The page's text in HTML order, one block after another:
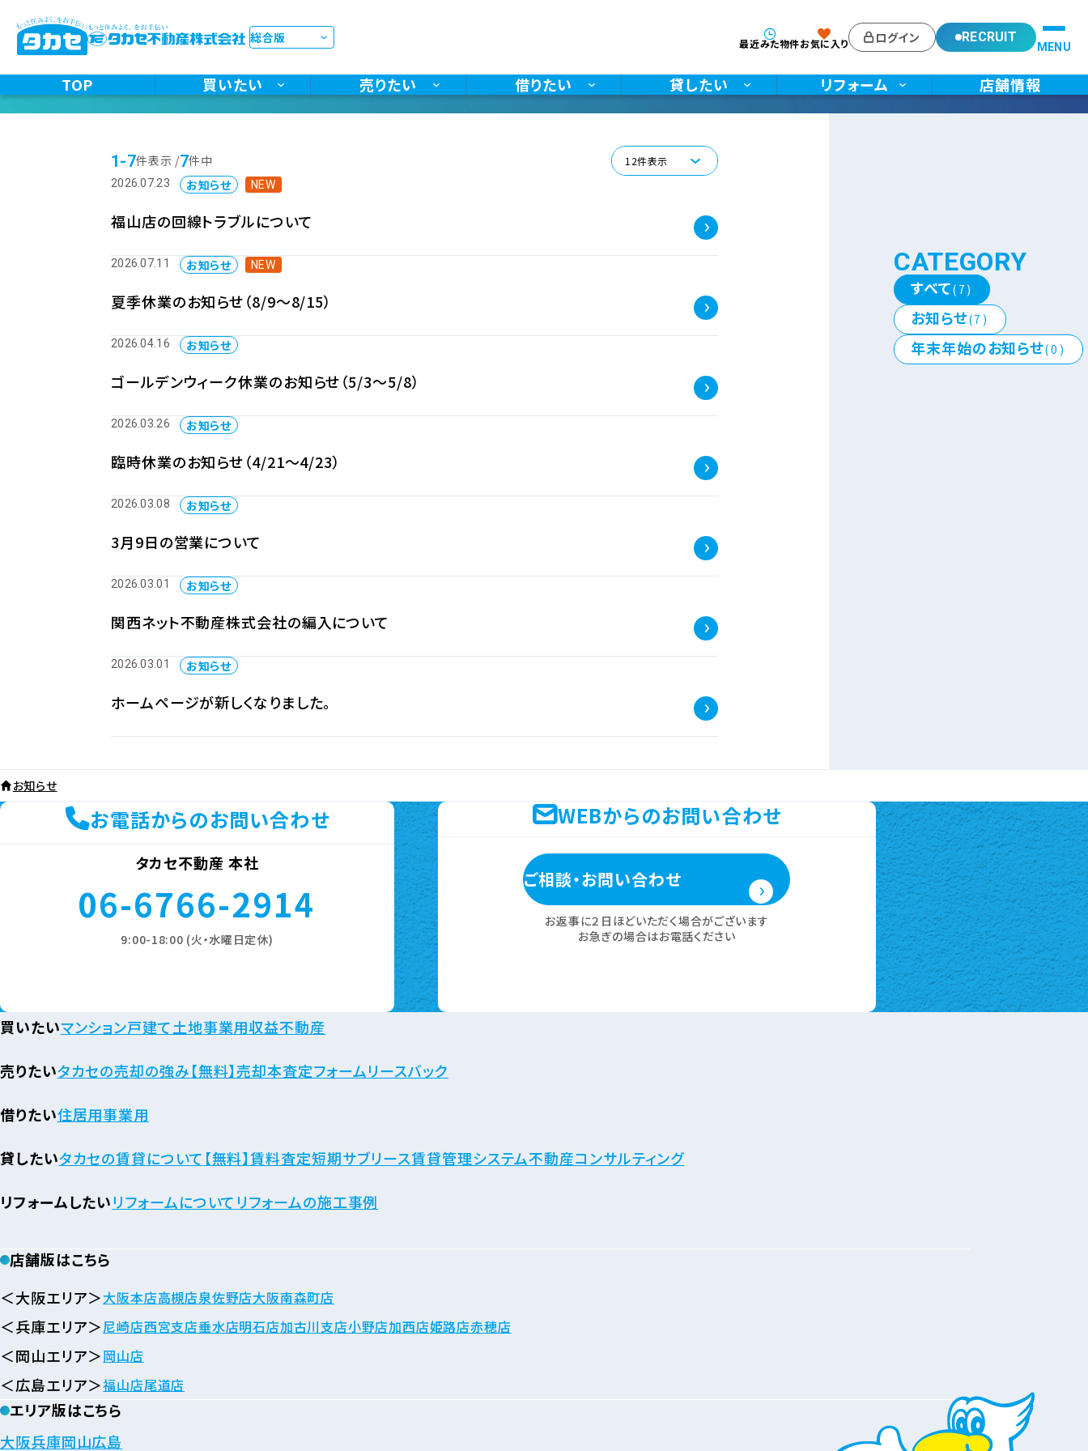
最近みた物件お気に入り ログイン RECRUIT
TOP 買いたい 売りたい 借りたい 貸したい リフォーム 店舗情報
お知らせ
1-7件表示 /7件中
2026.07.23 お知らせ NEW
福山店の回線トラブルについて
2026.07.11 お知らせ NEW
夏季休業のお知らせ（8/9～8/15）
2026.04.16 お知らせ
ゴールデンウィーク休業のお知らせ（5/3～5/8）
2026.03.26 お知らせ
臨時休業のお知らせ（4/21～4/23）
2026.03.08 お知らせ
3月9日の営業について
2026.03.01 お知らせ
関西ネット不動産株式会社の編入について
2026.03.01 お知らせ
ホームページが新しくなりました。
CATEGORY
すべて(7)
お知らせ(7)
年末年始のお知らせ(0)
お知らせ
お電話からのお問い合わせ
タカセ不動産 本社
06-6766-2914
9:00-18:00 (火・水曜日定休)
WEBからのお問い合わせ
ご相談・お問い合わせ
お返事に２日ほどいただく場合がございます
お急ぎの場合はお電話ください
買いたいマンション戸建て土地事業用収益不動産
売りたいタカセの売却の強み【無料】売却本査定フォームリースバック
借りたい住居用事業用
貸したいタカセの賃貸について 【無料】賃料査定短期サブリース賃貸管理システム不動産コンサルティング
リフォームしたいリフォームについて リフォームの施工事例
店舗版はこちら
＜大阪エリア＞大阪本店高槻店泉佐野店大阪南森町店
＜兵庫エリア＞尼崎店西宮支店垂水店明石店加古川支店小野店加西店姫路店赤穂店
＜岡山エリア＞岡山店
＜広島エリア＞福山店尾道店
エリア版はこちら
大阪兵庫岡山広島